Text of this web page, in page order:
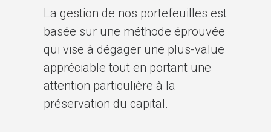
La gestion de nos portefeuilles est
basée sur une méthode éprouvée
qui vise à dégager une plus-value
appréciable tout en portant une
attention particulière à la
préservation du capital.